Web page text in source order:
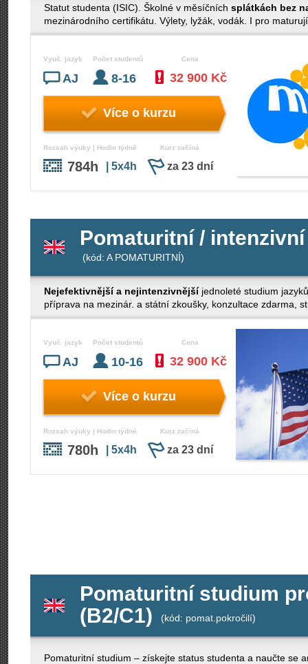
Statut studenta (ISIC). Školné v měsíčních splátkách bez
mezinárodního certifikátu. Výlety, lyžák, vodák. I pro
Vyuč. jazyk
AJ
Počet studentů
8-16
Cena
32 900 Kč
Více o kurzu
Rozsah výuky | Hodin týdně
784h | 5x4h
Kurz začíná
za 23 dní
Pomaturitní /
(kód: A POMATURITNÍ)
Nejefektivnější a nejintenzivnějšíjednoleté studium
příprava na mezinár. a státní zkoušky, konzultace zdarma,
Vyuč. jazyk
AJ
Počet studentů
10-16
Cena
32 900 Kč
Více o kurzu
Rozsah výuky | Hodin týdně
780h | 5x4h
Kurz začíná
za 23 dní
Pomaturitní studium
(B2/C1)
(kód: pomat.pokročilí)
Pomaturitní studium – získejte status studenta a naučte se